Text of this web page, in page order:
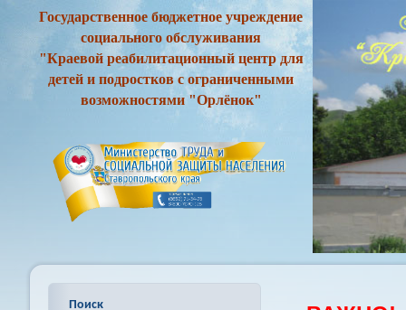
Государственное бюджетное учреждение
социального обслуживания
"Краевой реабилитационный центр для
детей и подростков с ограниченными
возможностями "Орлёнок"
Поиск